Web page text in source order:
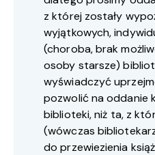
z której zostały
wyjątkowych,
(choroba, brak
osoby starsze)
wyświadczyć
pozwolić na oddanie
biblioteki, niż ta, z
(wówczas
do przewiezienia